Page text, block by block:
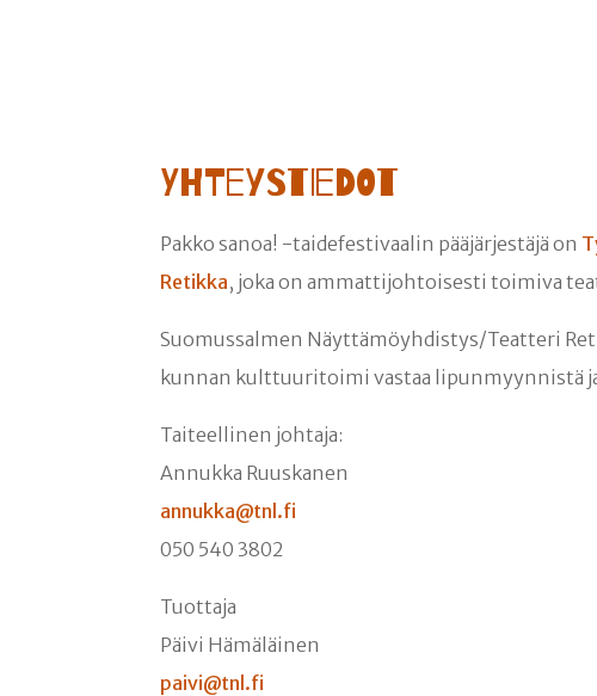
Yhteystiedot
Pakko sanoa! -taidefestivaalin pääjärjestäjä on
Retikka, joka on ammattijohtoisesti toimiva
Suomussalmen Näyttämöyhdistys/Teatteri
kunnan kulttuuritoimi vastaa lipunmyynnistä
Taiteellinen johtaja:
Annukka Ruuskanen
annukka@tnl.fi
050 540 3802
Tuottaja
Päivi Hämäläinen
paivi@tnl.fi